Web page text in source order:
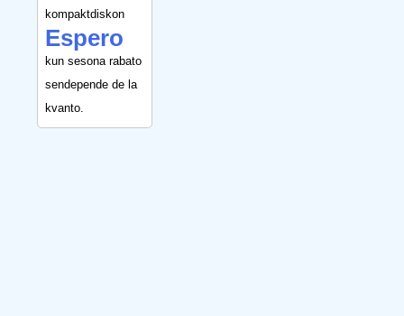
kompaktdiskon
Espero
kun sesona rabato
sendepende de la
kvanto.